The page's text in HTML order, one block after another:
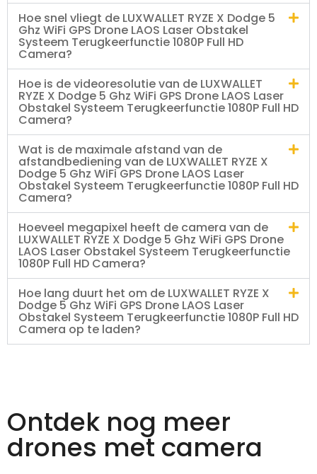
Hoe snel vliegt de LUXWALLET RYZE X Dodge 5
Ghz WiFi GPS Drone LAOS Laser Obstakel
Systeem Terugkeerfunctie 1080P Full HD
Camera?
Hoe is de videoresolutie van de LUXWALLET
RYZE X Dodge 5 Ghz WiFi GPS Drone LAOS Laser
Obstakel Systeem Terugkeerfunctie 1080P Full HD
Camera?
Wat is de maximale afstand van de
afstandbediening van de LUXWALLET RYZE X
Dodge 5 Ghz WiFi GPS Drone LAOS Laser
Obstakel Systeem Terugkeerfunctie 1080P Full HD
Camera?
Hoeveel megapixel heeft de camera van de
LUXWALLET RYZE X Dodge 5 Ghz WiFi GPS Drone
LAOS Laser Obstakel Systeem Terugkeerfunctie
1080P Full HD Camera?
Hoe lang duurt het om de LUXWALLET RYZE X
Dodge 5 Ghz WiFi GPS Drone LAOS Laser
Obstakel Systeem Terugkeerfunctie 1080P Full HD
Camera op te laden?
Ontdek nog meer
drones met camera